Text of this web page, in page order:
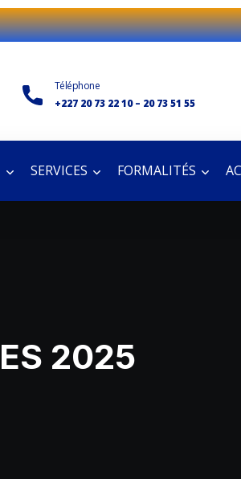
Téléphone
+227 20 73 22 10 – 20 73 51 55
SERVICES FORMALITÉS
2025